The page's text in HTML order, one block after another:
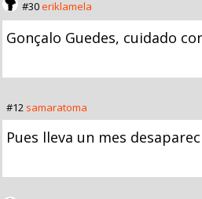
#30eriklamela
Gonçalo Guedes, cuidado
#12 samaratoma
Pues lleva un mes